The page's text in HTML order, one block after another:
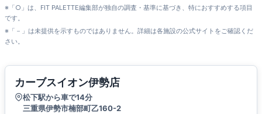
※「○」は、FIT PALETTE編集部が独自の調査・基準に基づき、特におすすめする項目
です。
※「－」は未提供を示すものではありません。詳細は各施設の公式サイトをご確認くだ
さい。
カーブスイオン伊勢店
松下駅から車で14分
三重県伊勢市楠部町乙160-2